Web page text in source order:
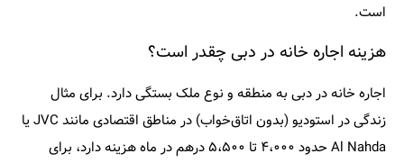
است.
هزینه اجاره خانه در دبی چقدر است؟
اجاره خانه در دبی به منطقه و نوع ملک بستگی دارد. برای مثال
زندگی در استودیو (بدون اتاق‌خواب) در مناطق اقتصادی مانند JVC یا
Al Nahda حدود ۴،۰۰۰ تا ۵،۵۰۰ درهم در ماه هزینه دارد، برای